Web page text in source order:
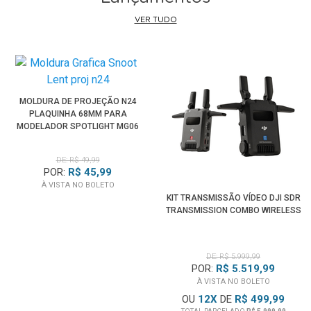
VER TUDO
MOLDURA DE PROJEÇÃO N24
PLAQUINHA 68MM PARA
MODELADOR SPOTLIGHT MG06
DE: R$ 49,99
POR: R$ 45,99
À VISTA NO BOLETO
KIT TRANSMISSÃO VÍDEO DJI SDR
TRANSMISSION COMBO WIRELESS
DE: R$ 5.999,99
POR: R$ 5.519,99
À VISTA NO BOLETO
OU 12X DE R$ 499,99